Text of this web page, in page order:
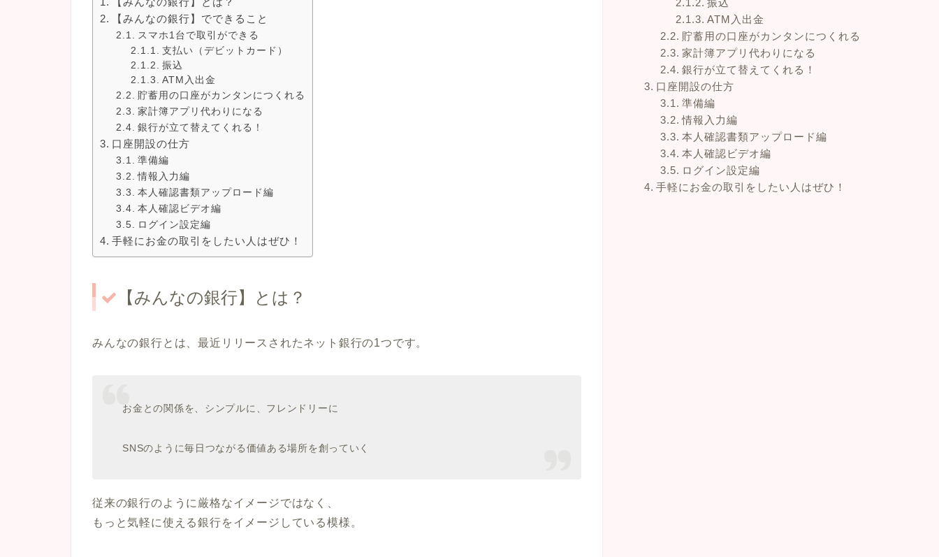
【みんなの銀行】でできること
スマホ1台で取引ができる
支払い（デビットカード）
振込
ATM入出金
貯蓄用の口座がカンタンにつくれる
家計簿アプリ代わりになる
銀行が立て替えてくれる！
口座開設の仕方
準備編
情報入力編
本人確認書類アップロード編
本人確認ビデオ編
ログイン設定編
手軽にお金の取引をしたい人はぜひ！
【みんなの銀行】とは？
みんなの銀行とは、最近リリースされたネット銀行の1つです。
お金との関係を、シンプルに、フレンドリーに
SNSのように毎日つながる価値ある場所を創っていく
従来の銀行のように厳格なイメージではなく、
もっと気軽に使える銀行をイメージしている模様。
振込
ATM入出金
貯蓄用の口座がカンタンにつくれる
家計簿アプリ代わりになる
銀行が立て替えてくれる！
口座開設の仕方
準備編
情報入力編
本人確認書類アップロード編
本人確認ビデオ編
ログイン設定編
手軽にお金の取引をしたい人はぜひ！